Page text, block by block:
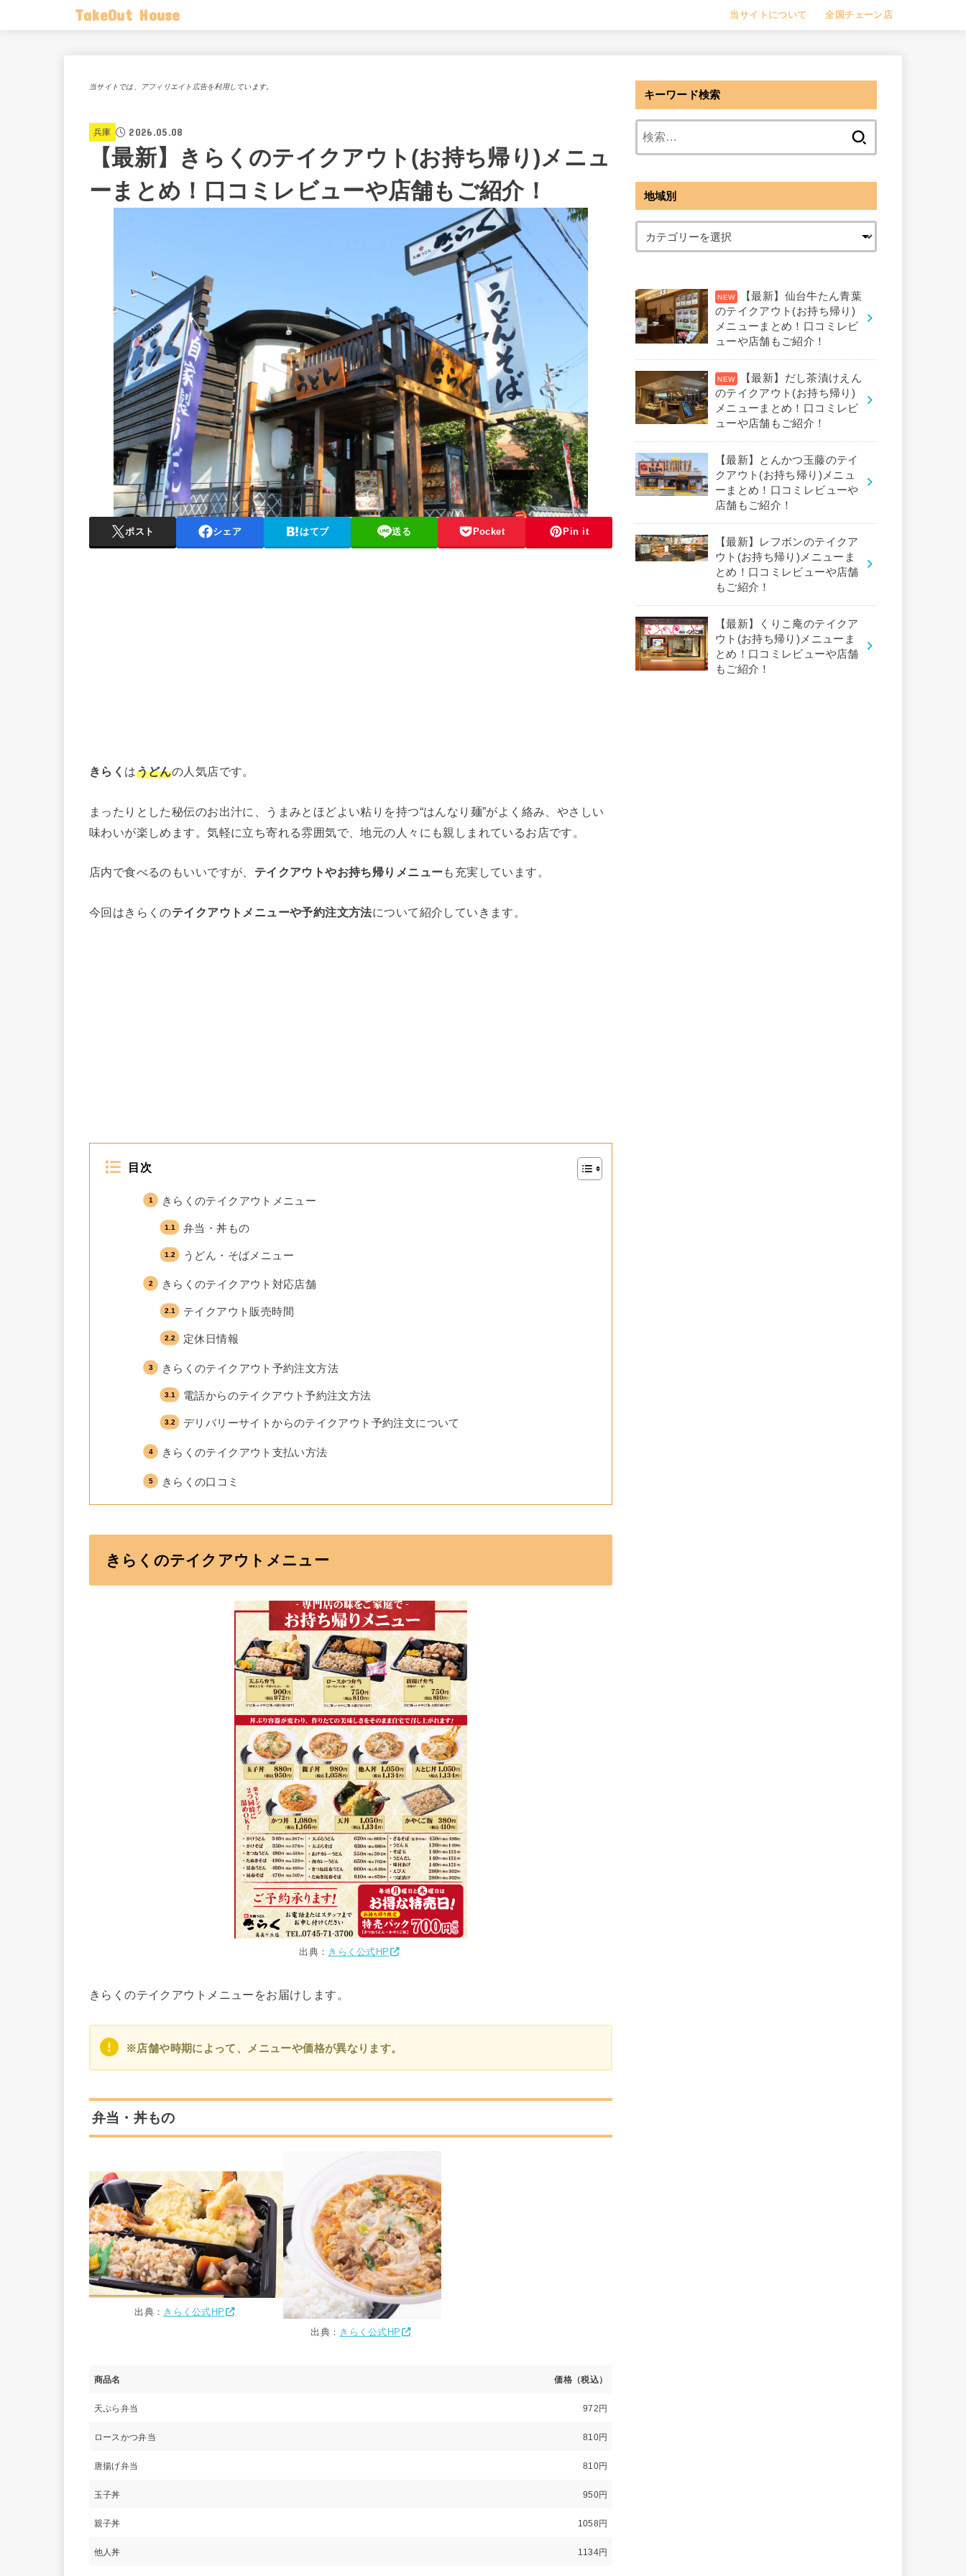
TakeOut House 当サイトについて 全国チェーン店
当サイトでは、アフィリエイト広告を利用しています。
兵庫 2026.05.08
【最新】きらくのテイクアウト(お持ち帰り)メニュ
ーまとめ！口コミレビューや店舗もご紹介！
ポスト シェア はてブ 送る Pocket Pin it
きらく はうどんの人気店です。
まったりとした秘伝のお出汁に、うまみとほどよい粘りを持つ“はんなり麺”がよく絡み、やさしい
味わいが楽しめます。気軽に立ち寄れる雰囲気で、地元の人々にも親しまれているお店です。
店内で食べるのもいいですが、 テイクアウトやお持ち帰りメニューも充実しています。
今回はきらくのテイクアウトメニューや予約注文方法について紹介していきます。
目次
きらくのテイクアウトメニュー
弁当・丼もの
うどん・そばメニュー
きらくのテイクアウト対応店舗
テイクアウト販売時間
定休日情報
きらくのテイクアウト予約注文方法
電話からのテイクアウト予約注文方法
デリバリーサイトからのテイクアウト予約注文について
きらくのテイクアウト支払い方法
きらくの口コミ
きらくのテイクアウトメニュー
出典： きらく公式HP
きらくのテイクアウトメニューをお届けします。
※店舗や時期によって、メニューや価格が異なります。
弁当・丼もの
出典： きらく公式HP
出典： きらく公式HP
商品名 価格（税込）
天ぷら弁当 972円
ロースかつ弁当 810円
唐揚げ弁当 810円
玉子丼 950円
親子丼 1058円
他人丼 1134円
キーワード検索
地域別
【最新】仙台牛たん青葉
のテイクアウト(お持ち帰り)
メニューまとめ！口コミレビ
ューや店舗もご紹介！
【最新】だし茶漬けえん
のテイクアウト(お持ち帰り)
メニューまとめ！口コミレビ
ューや店舗もご紹介！
【最新】とんかつ玉藤のテイ
クアウト(お持ち帰り)メニュ
ーまとめ！口コミレビューや
店舗もご紹介！
【最新】レフボンのテイクア
ウト(お持ち帰り)メニューま
とめ！口コミレビューや店舗
もご紹介！
【最新】くりこ庵のテイクア
ウト(お持ち帰り)メニューま
とめ！口コミレビューや店舗
もご紹介！